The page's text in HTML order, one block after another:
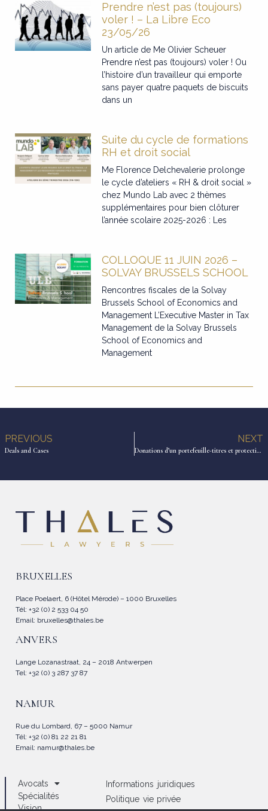
Prendre n’est pas (toujours)
voler ! – La Libre Eco
23/05/26
Un article de Me Olivier Scheuer
Prendre n’est pas (toujours) voler ! Ou
l’histoire d’un travailleur qui emporte
sans payer quatre paquets de biscuits
dans un
Suite du cycle de formations
RH et droit social
Me Florence Delchevalerie prolonge
le cycle d’ateliers « RH & droit social »
chez Mundo Lab avec 2 thèmes
supplémentaires pour bien clôturer
l’année scolaire 2025-2026 : Les
COLLOQUE 11 JUIN 2026 –
SOLVAY BRUSSELS SCHOOL
Rencontres fiscales de la Solvay
Brussels School of Economics and
Management L’Executive Master in Tax
Management de la Solvay Brussels
School of Economics and
Management
PREVIOUS
Deals and Cases
NEXT
Donations d’un portefeuille-titres et protection du conjoint survivant
BRUXELLES
Place Poelaert, 6 (Hôtel Mérode) – 1000 Bruxelles
Tél: +32 (0) 2 533 04 50
Email: bruxelles@thales.be
ANVERS
Lange Lozanastraat, 24 – 2018 Antwerpen
Tel: +32 (0) 3 287 37 87
NAMUR
Rue du Lombard, 67 – 5000 Namur
Tél: +32 (0) 81 22 21 81
Email: namur@thales.be
Avocats
Spécialités
Vision
Informations juridiques
Politique vie privée